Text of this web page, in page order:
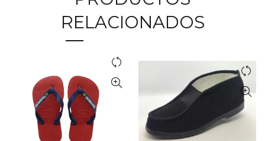
RELACIONADOS